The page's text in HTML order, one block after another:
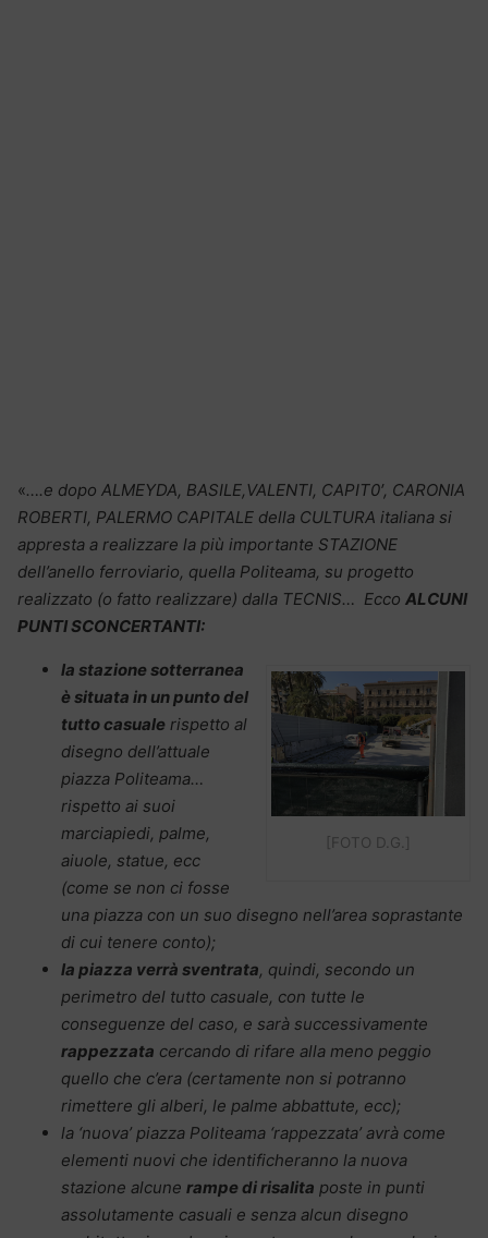
«….e dopo ALMEYDA, BASILE,VALENTI, CAPIT0′, CARONIA
ROBERTI, PALERMO CAPITALE della CULTURA italiana si
appresta a realizzare la più importante STAZIONE
dell’anello ferroviario, quella Politeama, su progetto
realizzato (o fatto realizzare) dalla TECNIS… Ecco ALCUNI
PUNTI SCONCERTANTI:
[FOTO D.G.]
la stazione sotterranea
è situata in un punto del
tutto casuale rispetto al
disegno dell’attuale
piazza Politeama…
rispetto ai suoi
marciapiedi, palme,
aiuole, statue, ecc
(come se non ci fosse
una piazza con un suo disegno nell’area soprastante
di cui tenere conto);
la piazza verrà sventrata, quindi, secondo un
perimetro del tutto casuale, con tutte le
conseguenze del caso, e sarà successivamente
rappezzata cercando di rifare alla meno peggio
quello che c’era (certamente non si potranno
rimettere gli alberi, le palme abbattute, ecc);
la ‘nuova’ piazza Politeama ‘rappezzata’ avrà come
elementi nuovi che identificheranno la nuova
stazione alcune rampe di risalita poste in punti
assolutamente casuali e senza alcun disegno